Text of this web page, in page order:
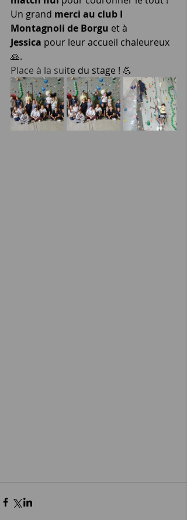
Un grand merci au club I
Montagnoli de Borgu et à
Jessica pour leur accueil chaleureux
🙏.
Place à la suite du stage ! 💪